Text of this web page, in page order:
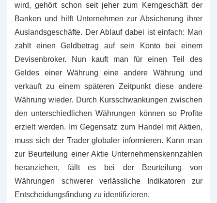
wird, gehört schon seit jeher zum Kerngeschäft der
Banken und hilft Unternehmen zur Absicherung ihrer
Auslandsgeschäfte. Der Ablauf dabei ist einfach: Man
zahlt einen Geldbetrag auf sein Konto bei einem
Devisenbroker. Nun kauft man für einen Teil des
Geldes einer Währung eine andere Währung und
verkauft zu einem späteren Zeitpunkt diese andere
Währung wieder. Durch Kursschwankungen zwischen
den unterschiedlichen Währungen können so Profite
erzielt werden. Im Gegensatz zum Handel mit Aktien,
muss sich der Trader globaler informieren. Kann man
zur Beurteilung einer Aktie Unternehmenskennzahlen
heranziehen, fällt es bei der Beurteilung von
Währungen schwerer verlässliche Indikatoren zur
Entscheidungsfindung zu identifizieren.